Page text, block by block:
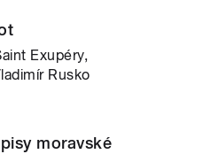
Exupéry,
Rusko
moravské